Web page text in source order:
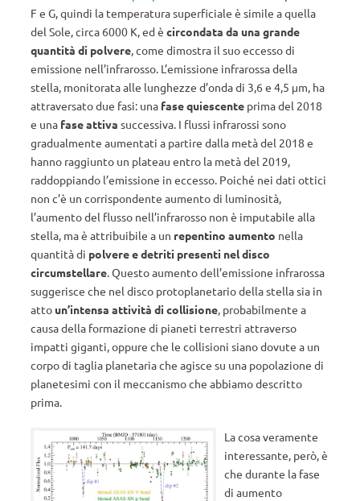
F e G, quindi la temperatura superficiale è simile a quella
del Sole, circa 6000 K, ed è circondata da una grande
quantità di polvere, come dimostra il suo eccesso di
emissione nell’infrarosso. L’emissione infrarossa della
stella, monitorata alle lunghezze d’onda di 3,6 e 4,5 μm, ha
attraversato due fasi: una fase quiescente prima del 2018
e una fase attiva successiva. I flussi infrarossi sono
gradualmente aumentati a partire dalla metà del 2018 e
hanno raggiunto un plateau entro la metà del 2019,
raddoppiando l’emissione in eccesso. Poiché nei dati ottici
non c’è un corrispondente aumento di luminosità,
l’aumento del flusso nell’infrarosso non è imputabile alla
stella, ma è attribuibile a un repentino aumento nella
quantità di polvere e detriti presenti nel disco
circumstellare. Questo aumento dell’emissione infrarossa
suggerisce che nel disco protoplanetario della stella sia in
atto un’intensa attività di collisione, probabilmente a
causa della formazione di pianeti terrestri attraverso
impatti giganti, oppure che le collisioni siano dovute a un
corpo di taglia planetaria che agisce su una popolazione di
planetesimi con il meccanismo che abbiamo descritto
prima.
La cosa veramente
interessante, però, è
che durante la fase
di aumento